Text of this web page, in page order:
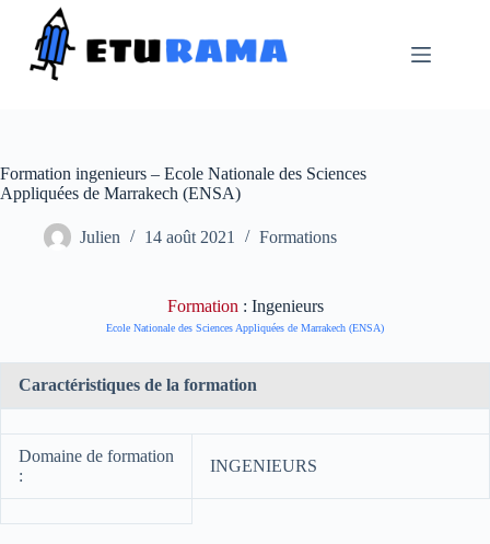
contenu
Formation ingenieurs – Ecole Nationale des Sciences
Appliquées de Marrakech (ENSA)
Julien 14 août 2021 Formations
Formation : Ingenieurs
Ecole Nationale des Sciences Appliquées de Marrakech (ENSA)
Caractéristiques de la formation
Domaine de formation
:
INGENIEURS